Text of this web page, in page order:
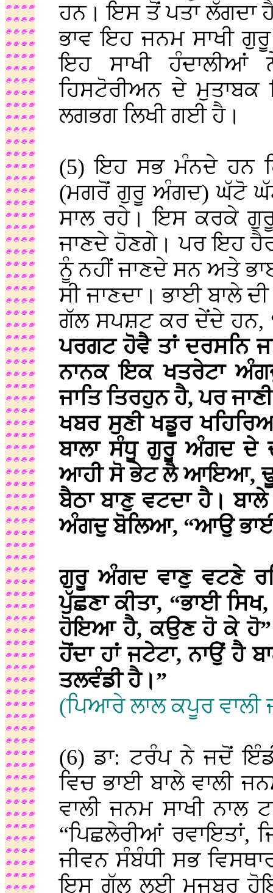
ਹਨ। ਇਸ ਤੋਂ ਪਤਾ ਲੱਗਦਾ
ਭਾਵ ਇਹ ਜਨਮ ਸਾਖੀ
ਇਹ ਸਾਖੀ ਹੰਦਾਲੀਆਂ
ਹਿਸਟੋਰੀਅਨ ਦੇ
ਲਗਭਗ ਲਿਖੀ ਗਈ ਹੈ।
(5) ਇਹ ਸਭ ਮੰਨਦੇ ਹਨ
(ਮਗਰੋਂ ਗੁਰੂ ਅੰਗਦ) ਘੱਟੋ
ਸਾਲ ਰਹੇ। ਇਸ ਕਰਕੇ
ਜਾਣਦੇ ਹੋਣਗੇ। ਪਰ ਇਹ
ਨੂੰ ਨਹੀਂ ਜਾਣਦੇ ਸਨ ਅਤੇ
ਸੀ ਜਾਣਦਾ। ਭਾਈ ਬਾਲੇ
ਗੱਲ ਸਪਸ਼ਟ ਕਰ ਦੇਂਦੇ ਹਨ,
ਪਰਗਟ ਹੋਵੈ ਤਾਂ ਦਰਸਨਿ
ਨਾਨਕ ਇਕ ਖਤਰੇਟਾ
ਜਾਤਿ ਤਿਰਹੁਨ ਹੈ, ਪਰ
ਖਬਰ ਸੁਣੀ ਖਡੂਰ
ਬਾਲਾ ਸੰਧੂ ਗੁਰੂ ਅੰਗਦ
ਆਹੀ ਸੋ ਭੇਟ ਲੈ ਆਇਆ,
ਬੈਠਾ ਬਾਣੁ ਵਟਦਾ ਹੈ।
ਅੰਗਦੁ ਬੋਲਿਆ, “ਆਉ
ਗੁਰੂ ਅੰਗਦ ਵਾਣੁ ਵਟਣੇ
ਪੁੱਛਣਾ ਕੀਤਾ, “ਭਾਈ
ਹੋਇਆ ਹੈ, ਕਉਣ ਹੋ ਕੇ ਹੋ”
ਹੋਂਦਾ ਹਾਂ ਜਟੇਟਾ, ਨਾਉਂ ਹੈ
ਤਲਵੰਡੀ ਹੈ।”
(ਪਿਆਰੇ ਲਾਲ ਕਪੂਰ ਵਾਲੀ
(6) ਡਾ: ਟਰੰਪ ਨੇ ਜਦੋਂ
ਵਿਚ ਭਾਈ ਬਾਲੇ ਵਾਲੀ
ਵਾਲੀ ਜਨਮ ਸਾਖੀ ਨਾਲ
“ਪਿਛਲੇਰੀਆਂ ਰਵਾਇਤਾਂ,
ਜੀਵਨ ਸੰਬੰਧੀ ਸਭ
ਇਸ ਗੱਲ ਲਈ ਮਜਬੂਰ